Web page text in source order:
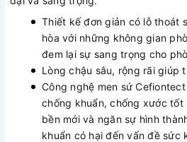
Thiết kế đơn giản có lỗ thoát
hòa với những không gian
đem lại sự sang trọng cho
Lòng chậu sâu, rộng rãi giúp
Công nghệ men sứ
chống khuẩn, chống xước tốt
bền mới và ngăn sự hình
khuẩn có hại đến vấn đề sức